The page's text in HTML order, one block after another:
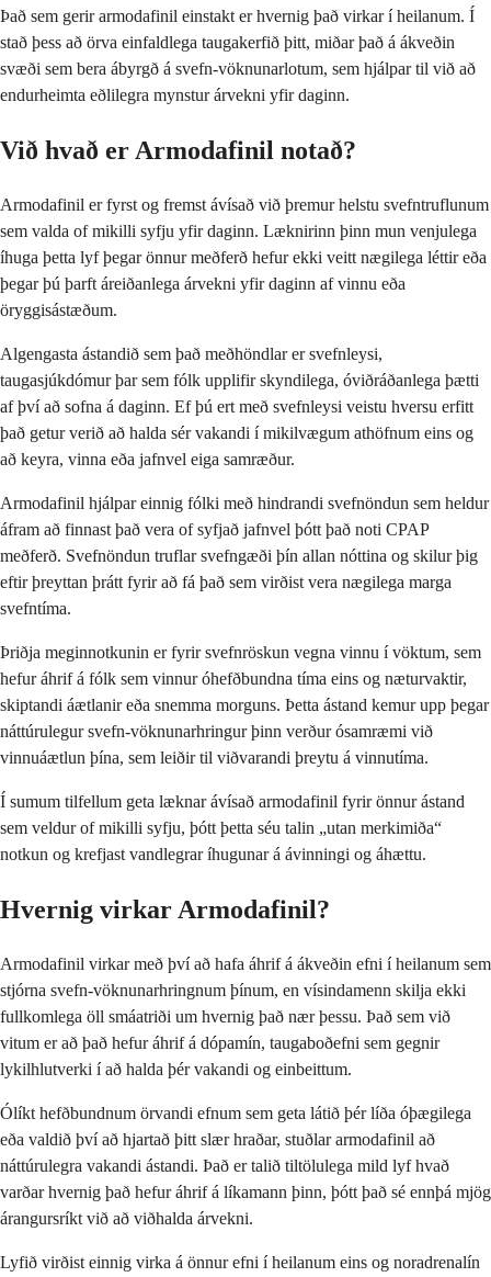
Það sem gerir armodafinil einstakt er hvernig það virkar í heilanum. Í
stað þess að örva einfaldlega taugakerfið þitt, miðar það á ákveðin
svæði sem bera ábyrgð á svefn-vöknunarlotum, sem hjálpar til við að
endurheimta eðlilegra mynstur árvekni yfir daginn.
Við hvað er Armodafinil notað?
Armodafinil er fyrst og fremst ávísað við þremur helstu svefntruflunum
sem valda of mikilli syfju yfir daginn. Læknirinn þinn mun venjulega
íhuga þetta lyf þegar önnur meðferð hefur ekki veitt nægilega léttir eða
þegar þú þarft áreiðanlega árvekni yfir daginn af vinnu eða
öryggisástæðum.
Algengasta ástandið sem það meðhöndlar er svefnleysi,
taugasjúkdómur þar sem fólk upplifir skyndilega, óviðráðanlega þætti
af því að sofna á daginn. Ef þú ert með svefnleysi veistu hversu erfitt
það getur verið að halda sér vakandi í mikilvægum athöfnum eins og
að keyra, vinna eða jafnvel eiga samræður.
Armodafinil hjálpar einnig fólki með hindrandi svefnöndun sem heldur
áfram að finnast það vera of syfjað jafnvel þótt það noti CPAP
meðferð. Svefnöndun truflar svefngæði þín allan nóttina og skilur þig
eftir þreyttan þrátt fyrir að fá það sem virðist vera nægilega marga
svefntíma.
Þriðja meginnotkunin er fyrir svefnröskun vegna vinnu í vöktum, sem
hefur áhrif á fólk sem vinnur óhefðbundna tíma eins og næturvaktir,
skiptandi áætlanir eða snemma morguns. Þetta ástand kemur upp þegar
náttúrulegur svefn-vöknunarhringur þinn verður ósamræmi við
vinnuáætlun þína, sem leiðir til viðvarandi þreytu á vinnutíma.
Í sumum tilfellum geta læknar ávísað armodafinil fyrir önnur ástand
sem veldur of mikilli syfju, þótt þetta séu talin „utan merkimiða“
notkun og krefjast vandlegrar íhugunar á ávinningi og áhættu.
Hvernig virkar Armodafinil?
Armodafinil virkar með því að hafa áhrif á ákveðin efni í heilanum sem
stjórna svefn-vöknunarhringnum þínum, en vísindamenn skilja ekki
fullkomlega öll smáatriði um hvernig það nær þessu. Það sem við
vitum er að það hefur áhrif á dópamín, taugaboðefni sem gegnir
lykilhlutverki í að halda þér vakandi og einbeittum.
Ólíkt hefðbundnum örvandi efnum sem geta látið þér líða óþægilega
eða valdið því að hjartað þitt slær hraðar, stuðlar armodafinil að
náttúrulegra vakandi ástandi. Það er talið tiltölulega mild lyf hvað
varðar hvernig það hefur áhrif á líkamann þinn, þótt það sé ennþá mjög
árangursríkt við að viðhalda árvekni.
Lyfið virðist einnig virka á önnur efni í heilanum eins og noradrenalín